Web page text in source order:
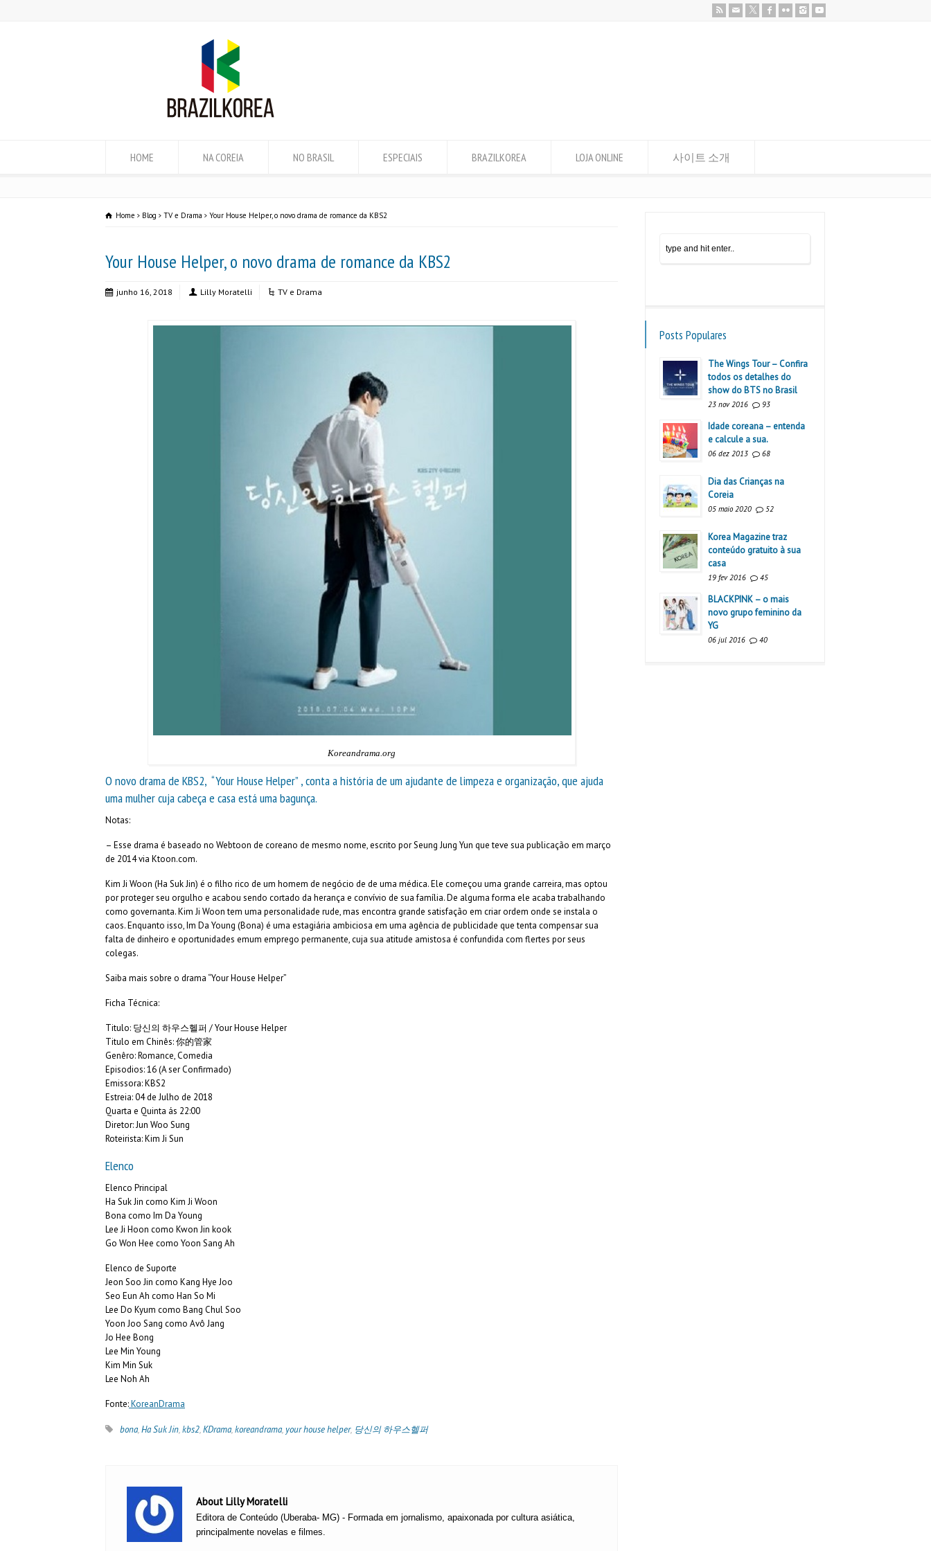
HOME NA COREIA NO BRASIL ESPECIAIS BRAZILKOREA LOJA ONLINE 사이트 소개
Home Blog TV e Drama Your House Helper, o novo drama de romance da KBS2
Your House Helper, o novo drama de romance da KBS2
junho 16, 2018 Lilly Moratelli TV e Drama
Koreandrama.org
O novo drama de KBS2, “Your House Helper” , conta a história de um ajudante de limpeza e organização, que ajuda
uma mulher cuja cabeça e casa está uma bagunça.
Notas:
– Esse drama é baseado no Webtoon de coreano de mesmo nome, escrito por Seung Jung Yun que teve sua publicação em março
de 2014 via Ktoon.com.
Kim Ji Woon (Ha Suk Jin) é o filho rico de um homem de negócio de de uma médica. Ele começou uma grande carreira, mas optou
por proteger seu orgulho e acabou sendo cortado da herança e convívio de sua família. De alguma forma ele acaba trabalhando
como governanta. Kim Ji Woon tem uma personalidade rude, mas encontra grande satisfação em criar ordem onde se instala o
caos. Enquanto isso, Im Da Young (Bona) é uma estagiária ambiciosa em uma agência de publicidade que tenta compensar sua
falta de dinheiro e oportunidades emum emprego permanente, cuja sua atitude amistosa é confundida com flertes por seus
colegas.
Saiba mais sobre o drama “Your House Helper”
Ficha Técnica:
Titulo: 당신의 하우스헬퍼 / Your House Helper
Titulo em Chinês: 你的管家
Genêro: Romance, Comedia
Episodios: 16 (A ser Confirmado)
Emissora: KBS2
Estreia: 04 de Julho de 2018
Quarta e Quinta ás 22:00
Diretor: Jun Woo Sung
Roteirista: Kim Ji Sun
Elenco
Elenco Principal
Ha Suk Jin como Kim Ji Woon
Bona como Im Da Young
Lee Ji Hoon como Kwon Jin kook
Go Won Hee como Yoon Sang Ah
Elenco de Suporte
Jeon Soo Jin como Kang Hye Joo
Seo Eun Ah como Han So Mi
Lee Do Kyum como Bang Chul Soo
Yoon Joo Sang como Avô Jang
Jo Hee Bong
Lee Min Young
Kim Min Suk
Lee Noh Ah
Fonte:KoreanDrama
bona,Ha Suk Jin,kbs2,KDrama,koreandrama, your house helper, 당신의 하우스헬퍼
About Lilly Moratelli
Editora de Conteúdo (Uberaba- MG) - Formada em jornalismo, apaixonada por cultura asiática,
principalmente novelas e filmes.
Posts Populares
The Wings Tour – Confira
todos os detalhes do
show do BTS no Brasil
23 nov 2016 93
Idade coreana – entenda
e calcule a sua.
06 dez 2013 68
Dia das Crianças na
Coreia
05 maio 2020 52
Korea Magazine traz
conteúdo gratuito à sua
casa
19 fev 2016 45
BLACKPINK – o mais
novo grupo feminino da
YG
06 jul 2016 40